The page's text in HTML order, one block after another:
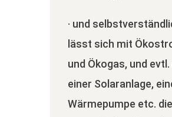
· und
lässt sich mit
und Ökogas, und
einer Solaranlage,
Wärmepumpe etc. die